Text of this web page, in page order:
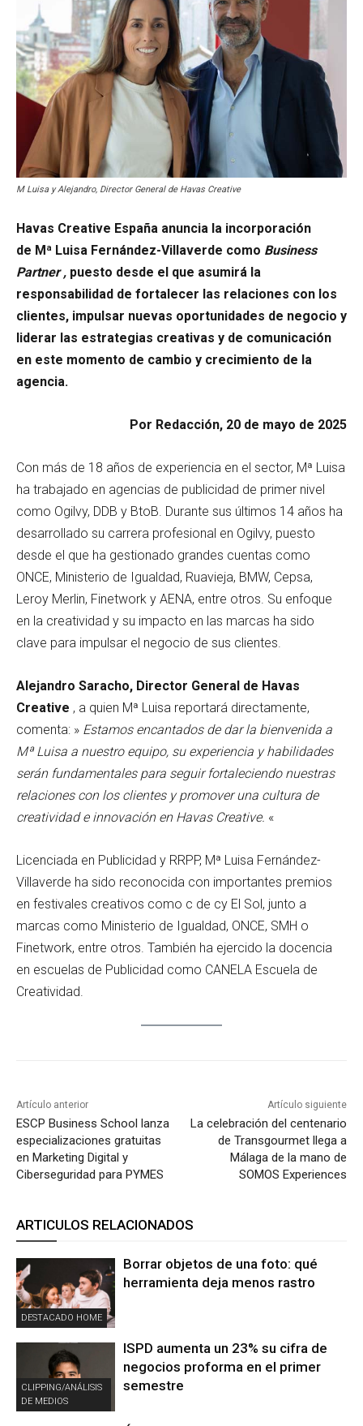
M Luisa y Alejandro, Director General de Havas Creative
Havas Creative España anuncia la incorporación
de Mª Luisa Fernández-Villaverde como Business
Partner , puesto desde el que asumirá la
responsabilidad de fortalecer las relaciones con los
clientes, impulsar nuevas oportunidades de negocio y
liderar las estrategias creativas y de comunicación
en este momento de cambio y crecimiento de la
agencia.
Por Redacción, 20 de mayo de 2025
Con más de 18 años de experiencia en el sector, Mª Luisa
ha trabajado en agencias de publicidad de primer nivel
como Ogilvy, DDB y BtoB. Durante sus últimos 14 años ha
desarrollado su carrera profesional en Ogilvy, puesto
desde el que ha gestionado grandes cuentas como
ONCE, Ministerio de Igualdad, Ruavieja, BMW, Cepsa,
Leroy Merlin, Finetwork y AENA, entre otros. Su enfoque
en la creatividad y su impacto en las marcas ha sido
clave para impulsar el negocio de sus clientes.
Alejandro Saracho, Director General de Havas
Creative , a quien Mª Luisa reportará directamente,
comenta: » Estamos encantados de dar la bienvenida a
Mª Luisa a nuestro equipo, su experiencia y habilidades
serán fundamentales para seguir fortaleciendo nuestras
relaciones con los clientes y promover una cultura de
creatividad e innovación en Havas Creative. «
Licenciada en Publicidad y RRPP, Mª Luisa Fernández-
Villaverde ha sido reconocida con importantes premios
en festivales creativos como c de cy El Sol, junto a
marcas como Ministerio de Igualdad, ONCE, SMH o
Finetwork, entre otros. También ha ejercido la docencia
en escuelas de Publicidad como CANELA Escuela de
Creatividad.
Artículo anterior
ESCP Business School lanza
especializaciones gratuitas
en Marketing Digital y
Ciberseguridad para PYMES
Artículo siguiente
La celebración del centenario
de Transgourmet llega a
Málaga de la mano de
SOMOS Experiences
ARTICULOS RELACIONADOS
DESTACADO HOME
Borrar objetos de una foto: qué
herramienta deja menos rastro
CLIPPING/ANÁLISIS
DE MEDIOS
ISPD aumenta un 23% su cifra de
negocios proforma en el primer
semestre